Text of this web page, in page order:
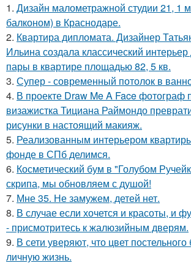
1. Дизайн малометражной студии 21, 1
балконом) в Краснодаре.
2. Квартира дипломата. Дизайнер
Ильина создала классический
пары в квартире площадью 82, 5 кв.
3. Супер - современный потолок в
4. В проекте Draw Me A Face фотограф
визажистка Тициана Раймондо
рисунки в настоящий макияж.
5. Реализованным интерьером
фонде в СПб делимся.
6. Косметический бум в "Голубом
скрипа, мы обновляем с душой!
7. Мне 35. Не замужем, детей нет.
8. В случае если хочется и красоты, и
- присмотритесь к жалюзийным дверям.
9. В сети уверяют, что цвет
личную жизнь.